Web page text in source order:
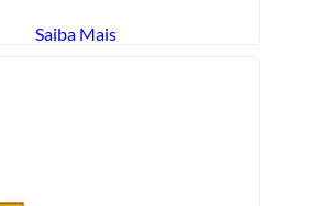
Saiba Mais